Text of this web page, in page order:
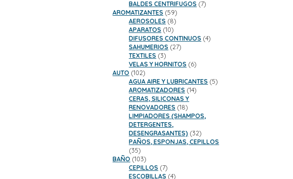
productos
BALDES CENTRIFUGOS 77
AROMATIZANTES 5959
productos
AEROSOLES 88
APARATOS 1010
productos
DIFUSORES CONTINUOS 44
SAHUMERIOS 2727
TEXTILES 33
productos
VELAS Y HORNITOS 66
AUTO 102102
productos
AGUA AIRE Y LUBRICANTES 55
AROMATIZADORES 1414
CERAS, SILICONAS Y
RENOVADORES 1818
productos
LIMPIADORES (SHAMPOS,
DETERGENTES,
DESENGRASANTES) 3232
productos
PAÑOS, ESPONJAS, CEPILLOS
3535
productos
BAÑO 103103
productos
CEPILLOS 77
productos
ESCOBILLAS 44